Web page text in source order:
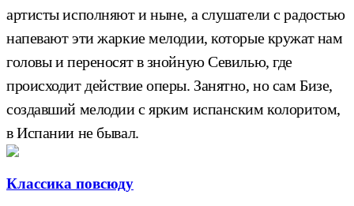
артисты исполняют и ныне, а слушатели с радостью
напевают эти жаркие мелодии, которые кружат нам
головы и переносят в знойную Севилью, где
происходит действие оперы. Занятно, но сам Бизе,
создавший мелодии с ярким испанским колоритом,
в Испании не бывал.
Классика повсюду